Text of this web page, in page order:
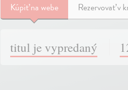
Kúpiťna webe Rezervovať v
titul je vypredaný